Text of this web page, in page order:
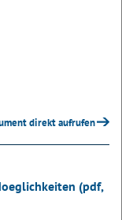
direkt aufrufen
(pdf,